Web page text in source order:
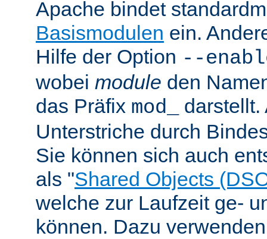
Apache bindet
Basismodulen ein.
Hilfe der Option --
wobei module den
das Präfix mod_
darstellt.
Unterstriche durch
Sie können sich auch
als "Shared Objects
welche zur Laufzeit ge-
können. Dazu